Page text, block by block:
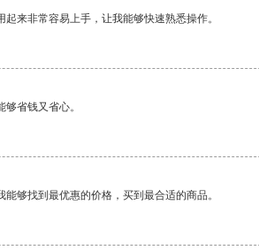
来非常容易上手，让我能够快速熟悉操作。
省钱又省心。
够找到最优惠的价格，买到最合适的商品。